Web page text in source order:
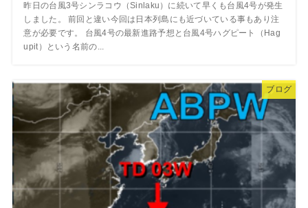
昨日の台風3号シンラコウ（Sinlaku）に続いて早くも台風4号が発生
しました。 前回と違い今回は日本列島にも近づいている事もあり注
意が必要です。 台風4号の最新進路予想と台風4号ハグピート（Hag
upit）という名前の...
ブログ